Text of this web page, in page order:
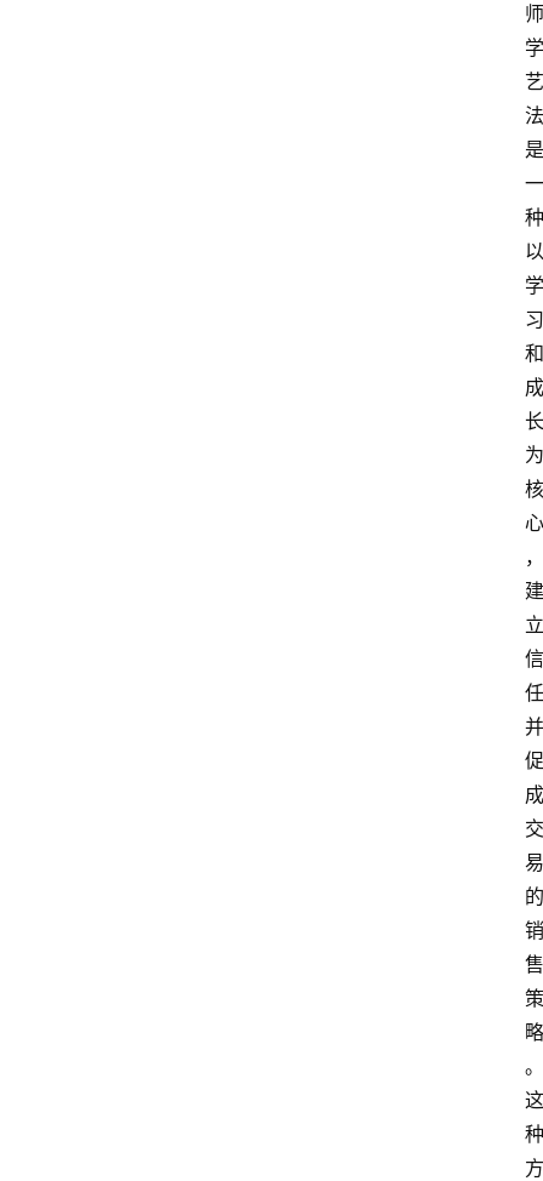
师
学
艺
法
是
一
种
以
学
习
和
成
长
为
核
心
，
建
立
信
任
并
促
成
交
易
的
销
售
策
略
。
这
种
方